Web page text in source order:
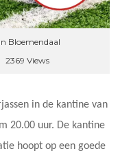
Bloemendaal
2369 Views
in de kantine van
20.00 uur. De kantine
hoopt op een goede